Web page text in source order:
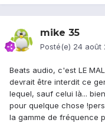
mike 35
Posté(e) 24 août
Beats audio, c'est LE
devrait être interdit ce
lequel, sauf celui là...
pour quelque chose
la gamme de fréquence